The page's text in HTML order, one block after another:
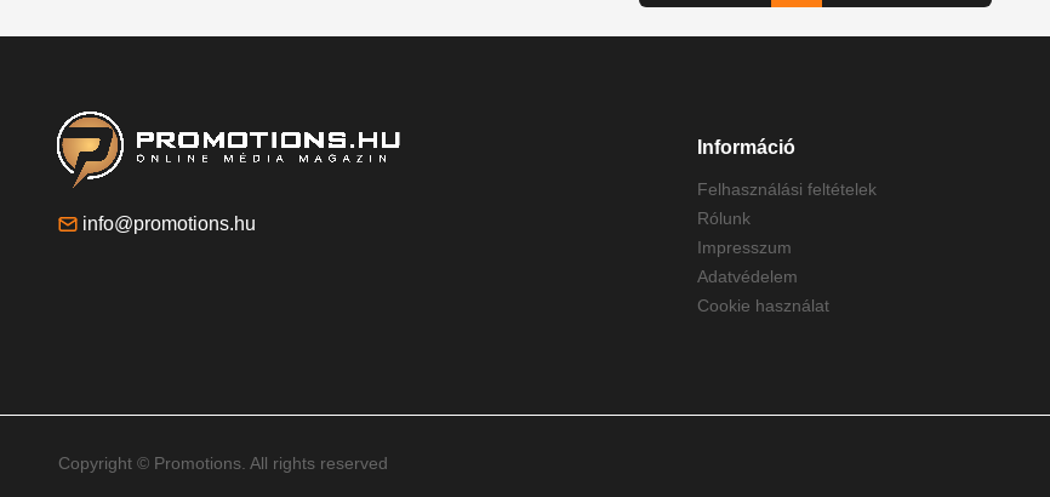
info@promotions.hu
Információ
Felhasználási feltételek
Rólunk
Impresszum
Adatvédelem
Cookie használat
Copyright © Promotions. All rights reserved